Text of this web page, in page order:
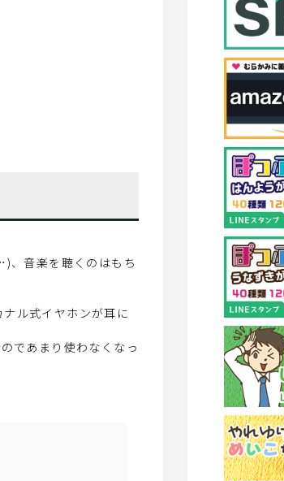
、音楽を聴くのはもち
ル式イヤホンが耳に
であまり使わなくなっ